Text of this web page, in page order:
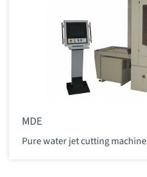
MDE
Pure water jet cutting machine